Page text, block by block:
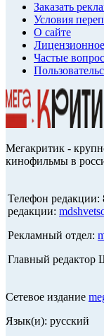
Заказать
Условия
О сайте
Частые
Мегакритик -
кинофильмы в
Телефон редакции:
редакции:
Рекламный отдел:
Главный
Сетевое издание
Язык(и): русский